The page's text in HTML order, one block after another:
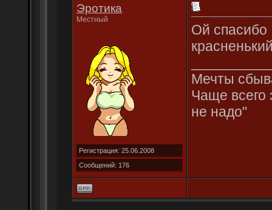
Эротика
Местный
Регистрация: 25.06.2008
Сообщений: 176
Ой спасибо
Мечты
Чаще всего
не надо"